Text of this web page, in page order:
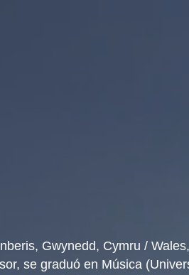
Gwynedd, Cymru /
se graduó en Música